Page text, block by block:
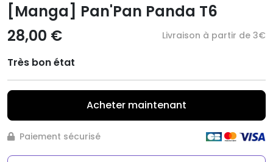
[Manga] Pan'Pan Panda T6
28,00 €
Livraison à partir de 3€
Très bon état
Acheter maintenant
Paiement sécurisé